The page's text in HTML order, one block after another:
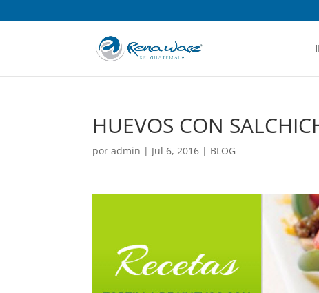
HUEVOS CON
poradmin | Jul 6, 2016 | BLOG